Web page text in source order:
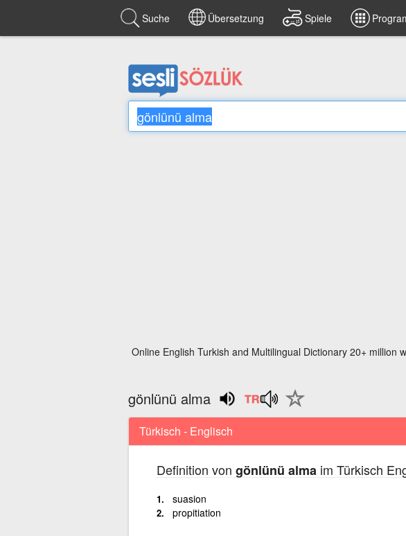
Suche Übersetzung Spiele
Online English Turkish and Multilingual Dictionary 20+ million
gönlünü alma
Türkisch - Englisch
Definition von gönlünü alma im Türkisch
suasion
propitiation